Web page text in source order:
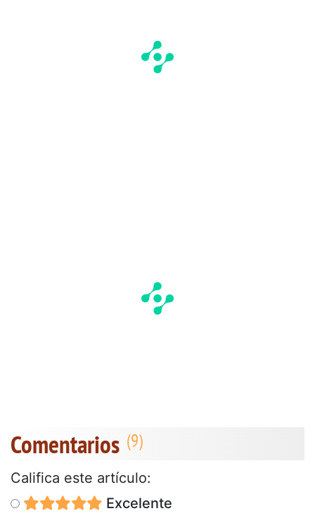
Comentarios
Califica este artículo:
Excelente